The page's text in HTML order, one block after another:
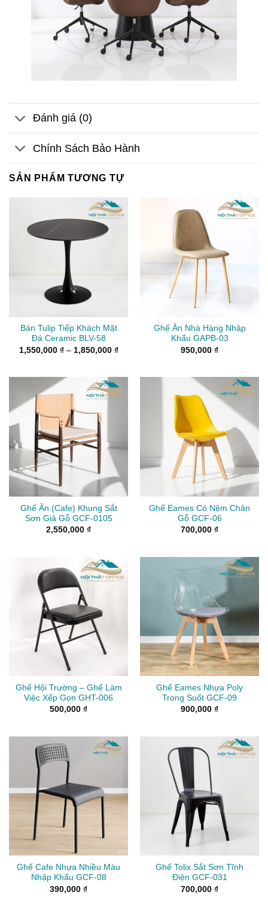
Đánh giá (0)
Chính Sách Bảo Hành
SẢN PHẨM TƯƠNG TỰ
Bàn Tulip Tiếp Khách Mặt
Đá Ceramic BLV-58
1,550,000 ₫ – 1,850,000 ₫Khoảng
1,850,000 ₫
Ghế Ăn Nhà Hàng Nhập
Khẩu GAPB-03
950,000 ₫
Ghế Ăn (Cafe) Khung Sắt
Sơn Giả Gỗ GCF-0105
2,550,000 ₫
Ghế Eames Có Nệm Chân
Gỗ GCF-06
700,000 ₫
Ghế Hội Trường – Ghế Làm
Việc Xếp Gọn GHT-006
500,000 ₫
Ghế Eames Nhựa Poly
Trong Suốt GCF-09
900,000 ₫
Ghế Cafe Nhựa Nhiều Màu
Nhập Khẩu GCF-08
390,000 ₫
Ghế Tolix Sắt Sơn Tĩnh
Điện GCF-031
700,000 ₫